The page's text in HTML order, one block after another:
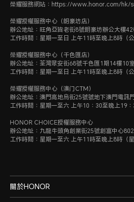
榮耀服務網站：https://www.honor.com/hk/
榮耀授權服務中心（朗豪坊店）
辦公地址：旺角亞皆老街8號朗豪坊辦公大樓
工作時間：星期一至日 上午11時至晚上8時（公
榮耀授權服務中心（千色匯店）
辦公地址：荃灣眾安街68號千色匯1期14樓10
工作時間：星期一至日 上午11時至晚上8時（公
榮耀授權服務中心（澳门CTM）
辦公地址：澳門高地烏街25號號地下澳門電訊
工作時間：星期一至六 上午10：30至晚上19：
HONOR CHOICE授權服務中心
辦公地址：九龍牛頭角創業街25號創富中心802
工作時間：星期一至六 上午11時至晚上8時（
關於HONOR